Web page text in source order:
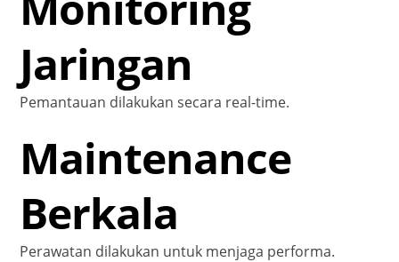
Jaringan
Pemantauan dilakukan secara real-time.
Maintenance
Berkala
Perawatan dilakukan untuk menjaga performa.